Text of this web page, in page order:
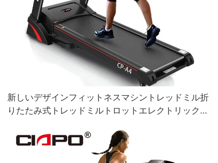
新しいデザインフィットネスマシントレッドミル折
りたたみ式トレッドミルトロットエレクトリックト